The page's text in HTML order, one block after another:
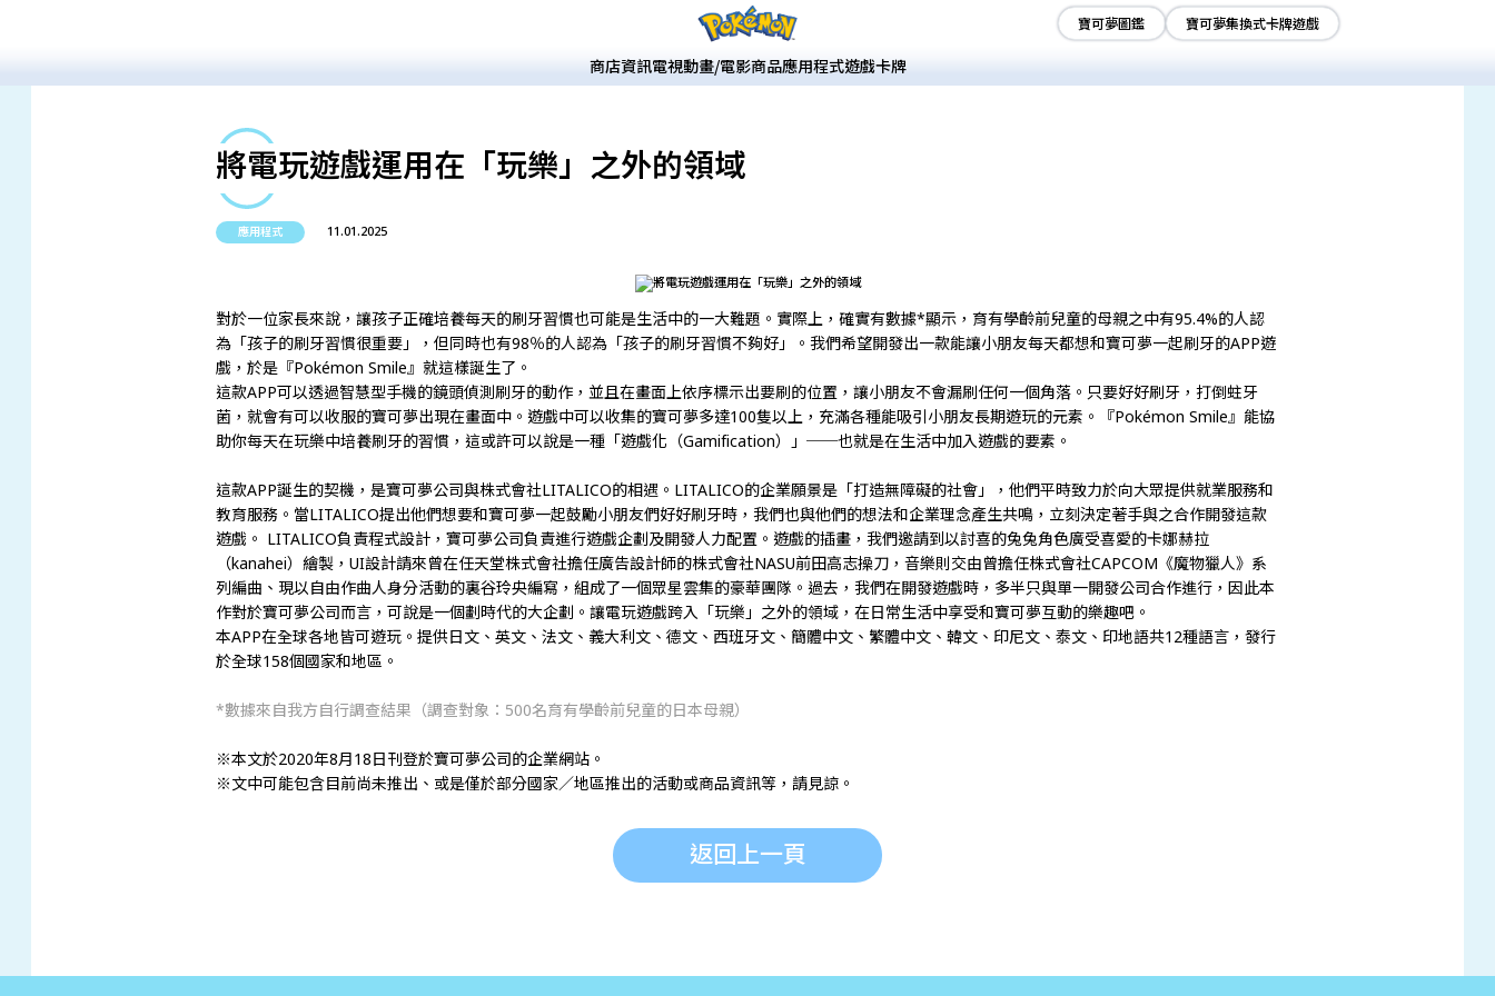
寶可夢圖鑑 寶可夢集換式卡牌遊戲
商店資訊電視動畫/電影商品應用程式遊戲卡牌
將電玩遊戲運用在「玩樂」之外的領域
應用程式 11.01.2025
對於一位家長來說，讓孩子正確培養每天的刷牙習慣也可能是生活中的一大難題。實際上，確實有數據*顯示，育有學齡前兒童的母親之中有95.4%的人認
為「孩子的刷牙習慣很重要」，但同時也有98％的人認為「孩子的刷牙習慣不夠好」。我們希望開發出一款能讓小朋友每天都想和寶可夢一起刷牙的APP遊
戲，於是『Pokémon Smile』就這樣誕生了。
這款APP可以透過智慧型手機的鏡頭偵測刷牙的動作，並且在畫面上依序標示出要刷的位置，讓小朋友不會漏刷任何一個角落。只要好好刷牙，打倒蛀牙
菌，就會有可以收服的寶可夢出現在畫面中。遊戲中可以收集的寶可夢多達100隻以上，充滿各種能吸引小朋友長期遊玩的元素。『Pokémon Smile』能協
助你每天在玩樂中培養刷牙的習慣，這或許可以說是一種「遊戲化（Gamification）」──也就是在生活中加入遊戲的要素。
這款APP誕生的契機，是寶可夢公司與株式會社LITALICO的相遇。LITALICO的企業願景是「打造無障礙的社會」，他們平時致力於向大眾提供就業服務和
教育服務。當LITALICO提出他們想要和寶可夢一起鼓勵小朋友們好好刷牙時，我們也與他們的想法和企業理念產生共鳴，立刻決定著手與之合作開發這款
遊戲。 LITALICO負責程式設計，寶可夢公司負責進行遊戲企劃及開發人力配置。遊戲的插畫，我們邀請到以討喜的兔兔角色廣受喜愛的卡娜赫拉
（kanahei）繪製，UI設計請來曾在任天堂株式會社擔任廣告設計師的株式會社NASU前田高志操刀，音樂則交由曾擔任株式會社CAPCOM《魔物獵人》系
列編曲、現以自由作曲人身分活動的裏谷玲央編寫，組成了一個眾星雲集的豪華團隊。過去，我們在開發遊戲時，多半只與單一開發公司合作進行，因此本
作對於寶可夢公司而言，可說是一個劃時代的大企劃。讓電玩遊戲跨入「玩樂」之外的領域，在日常生活中享受和寶可夢互動的樂趣吧。
本APP在全球各地皆可遊玩。提供日文、英文、法文、義大利文、德文、西班牙文、簡體中文、​繁體中文、韓文、印尼文、泰文、印地語共12種語言，發行
於全球158個國家和地區。
*數據來自我方自行調查結果（調查對象：500名育有學齡前兒童的日本母親）
※本文於2020年8月18日刊登於寶可夢公司的企業網站。
※文中可能包含目前尚未推出、或是僅於部分國家／地區推出的活動或商品資訊等，請見諒。
返回上一頁